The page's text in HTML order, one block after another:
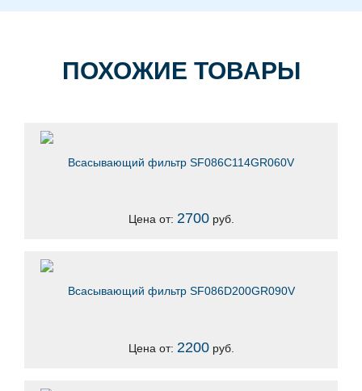
ПОХОЖИЕ ТОВАРЫ
Всасывающий фильтр SF086C114GR060V
Цена от: 2700руб.
Всасывающий фильтр SF086D200GR090V
Цена от: 2200руб.